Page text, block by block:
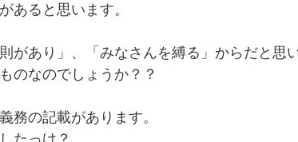
あると思います。
があり」、「みなさんを縛る」からだと思い
のなのでしょうか？？
務の記載があります。